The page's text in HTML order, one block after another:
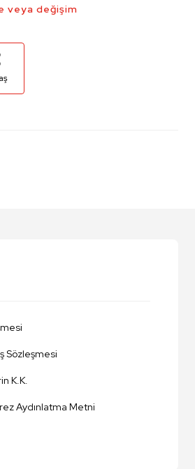
veya değişim
Sözleşmesi
K.K.
Aydınlatma Metni